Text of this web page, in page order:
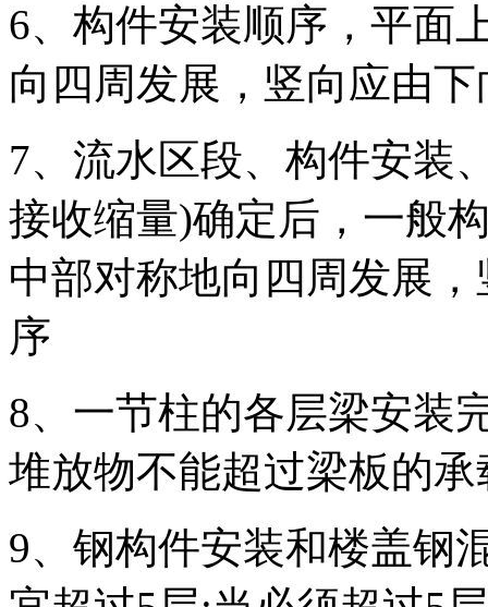
6、构件安装顺序，平面
向四周发展，竖向应由
7、流水区段、构件安装
接收缩量)确定后，一般
中部对称地向四周发展
序
8、一节柱的各层梁安装
堆放物不能超过梁板的承
9、钢构件安装和楼盖钢